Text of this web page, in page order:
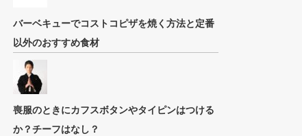
バーベキューでコストコピザを焼く方法と定番
以外のおすすめ食材
喪服のときにカフスボタンやタイピンはつける
か？チーフはなし？